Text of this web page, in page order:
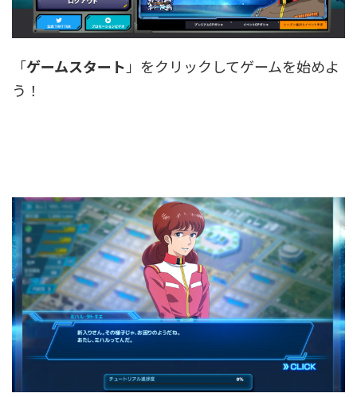
「ゲームスタート 」をクリックしてゲームを始めよ
う！